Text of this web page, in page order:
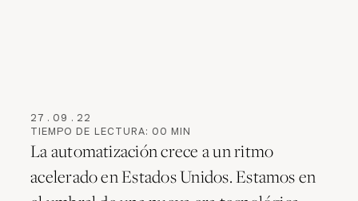
27 . 09 . 22
TIEMPO DE LECTURA: 00 MIN
La automatización crece a un ritmo
acelerado en Estados Unidos. Estamos en